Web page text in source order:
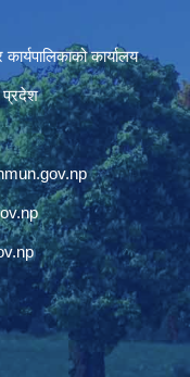
कार्यालय
प्रदेश